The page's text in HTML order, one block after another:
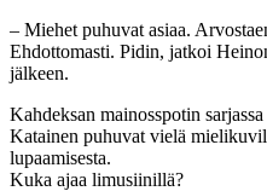
– Miehet puhuvat asiaa.
Ehdottomasti. Pidin, jatkoi
jälkeen.
Kahdeksan mainosspotin
Katainen puhuvat vielä
lupaamisesta.
Kuka ajaa limusiinillä?